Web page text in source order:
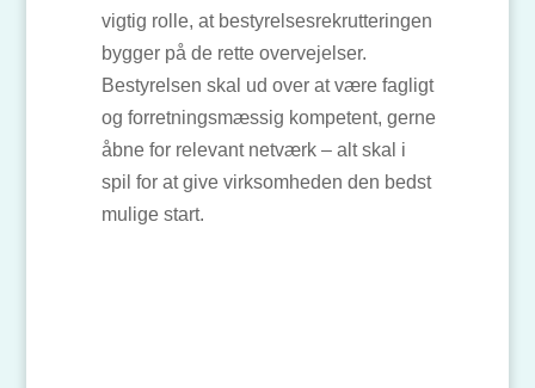
vigtig rolle, at bestyrelsesrekrutteringen
bygger på de rette overvejelser.
Bestyrelsen skal ud over at være fagligt
og forretningsmæssig kompetent, gerne
åbne for relevant netværk – alt skal i
spil for at give virksomheden den bedst
mulige start.